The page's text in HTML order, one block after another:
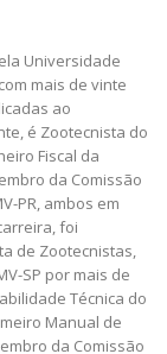
Universidade
mais de vinte
ao
é Zootecnista do
Fiscal da
da Comissão
PR, ambos em
foi
de Zootecnistas,
SP por mais de
Técnica do
Manual de
da Comissão